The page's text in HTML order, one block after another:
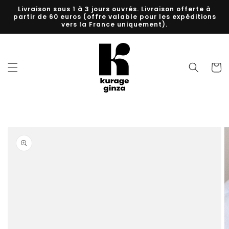
passer
au
Livraison sous 1 à 3 jours ouvrés. Livraison offerte à
partir de 60 euros (offre valable pour les expéditions
vers la France uniquement).
Panier
informations
produits